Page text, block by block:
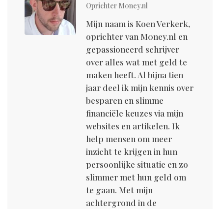
Oprichter M0ney.nl
Mijn naam is Koen Verkerk,
oprichter van M0ney.nl en
gepassioneerd schrijver
over alles wat met geld te
maken heeft. Al bijna tien
jaar deel ik mijn kennis over
besparen en slimme
financiële keuzes via mijn
websites en artikelen. Ik
help mensen om meer
inzicht te krijgen in hun
persoonlijke situatie en zo
slimmer met hun geld om
te gaan. Met mijn
achtergrond in de